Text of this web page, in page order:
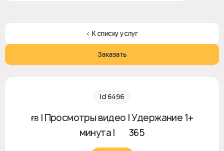
< К списку услуг
Заказать
id 6496
ғʙ | Просмотры видео | Удержание 1+
минута | ♻ 365